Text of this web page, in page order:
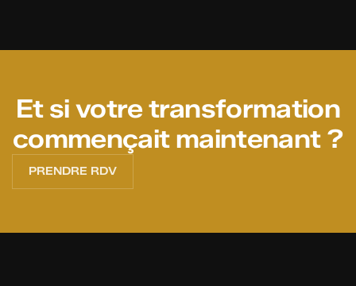
Et si votre transformation
commençait maintenant ?
PRENDRE RDV